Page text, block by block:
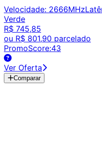
Velocidade: 2666MHz
Verde
R$ 745,85
ou R$ 801,90 parcelado
PromoScore:43
Ver Oferta
Comparar